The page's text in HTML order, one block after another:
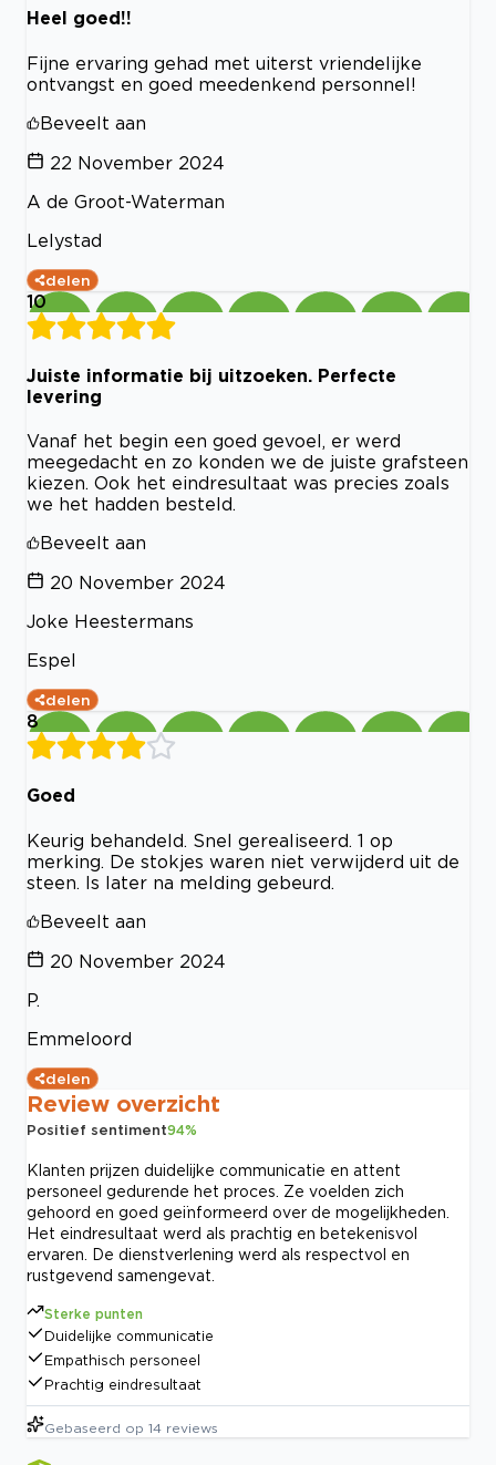
Heel goed!!
Fijne ervaring gehad met uiterst vriendelijke
ontvangst en goed meedenkend personnel!
Beveelt aan
22 November 2024
A de Groot-Waterman
Lelystad
delen
10
Juiste informatie bij uitzoeken. Perfecte
levering
Vanaf het begin een goed gevoel, er werd
meegedacht en zo konden we de juiste grafsteen
kiezen. Ook het eindresultaat was precies zoals
we het hadden besteld.
Beveelt aan
20 November 2024
Joke Heestermans
Espel
delen
8
Goed
Keurig behandeld. Snel gerealiseerd. 1 op
merking. De stokjes waren niet verwijderd uit de
steen. Is later na melding gebeurd.
Beveelt aan
20 November 2024
P.
Emmeloord
delen
Review overzicht
Positief sentiment94%
Klanten prijzen duidelijke communicatie en attent
personeel gedurende het proces. Ze voelden zich
gehoord en goed geïnformeerd over de mogelijkheden.
Het eindresultaat werd als prachtig en betekenisvol
ervaren. De dienstverlening werd als respectvol en
rustgevend samengevat.
Sterke punten
Duidelijke communicatie
Empathisch personeel
Prachtig eindresultaat
Gebaseerd op 14 reviews